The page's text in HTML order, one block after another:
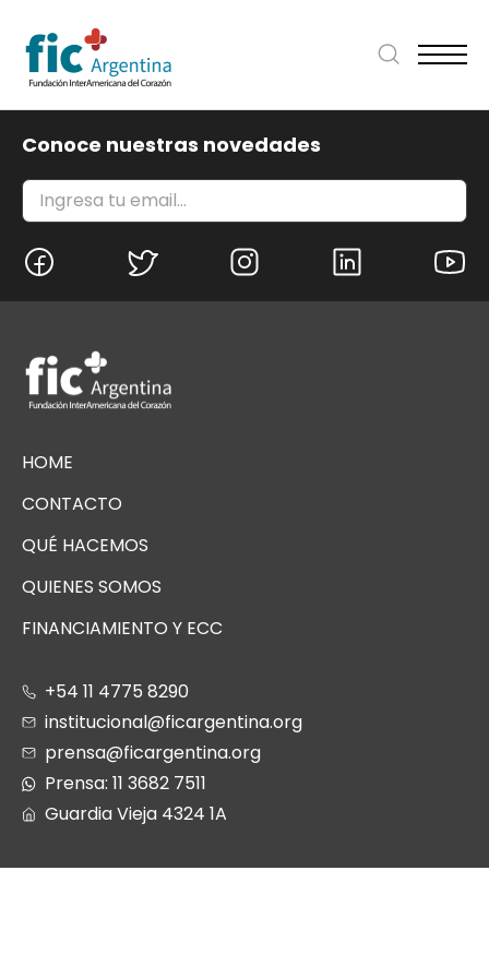
Conoce nuestras novedades
HOME
CONTACTO
QUÉ HACEMOS
QUIENES SOMOS
FINANCIAMIENTO Y ECC
+54 11 4775 8290
institucional@ficargentina.org
prensa@ficargentina.org
Prensa: 11 3682 7511
Guardia Vieja 4324 1A